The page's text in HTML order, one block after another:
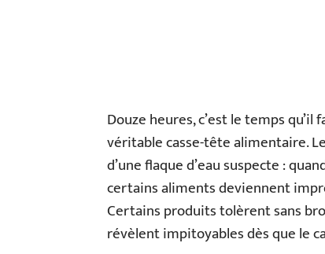
Douze heures, c’est le temps
véritable casse-tête alimentaire.
d’une flaque d’eau suspecte :
certains aliments deviennent
Certains produits tolèrent sans
révèlent impitoyables dès que le